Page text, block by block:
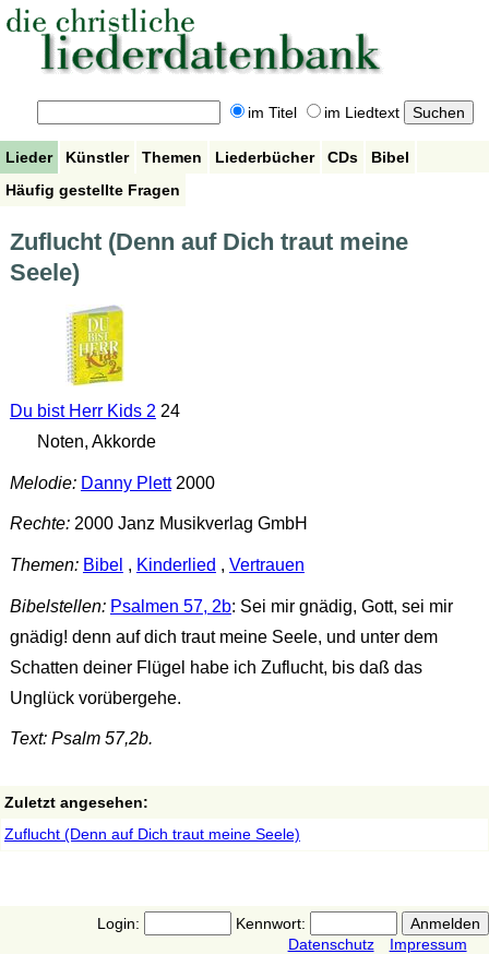
im Titel im Liedtext
Lieder Künstler Themen Liederbücher CDs
Bibel
Häufig gestellte Fragen
Zuflucht (Denn auf Dich traut meine
Seele)
Du bist Herr Kids 2 24
Noten, Akkorde
Melodie: Danny Plett2000
Rechte:2000 Janz Musikverlag GmbH
Themen: Bibel , Kinderlied , Vertrauen
Bibelstellen: Psalmen 57, 2b: Sei mir gnädig, Gott, sei mir
gnädig! denn auf dich traut meine Seele, und unter dem
Schatten deiner Flügel habe ich Zuflucht, bis daß das
Unglück vorübergehe.
Text: Psalm 57,2b.
Zuletzt angesehen:
Zuflucht (Denn auf Dich traut meine Seele)
Login:
Kennwort:
Datenschutz
Impressum